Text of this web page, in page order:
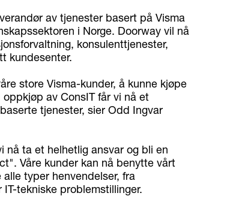
av tjenester basert på Visma
i Norge. Doorway vil nå
konsulenttjenester,
kundesenter.
store Visma-kunder, å kunne kjøpe
av ConsIT får vi nå et
tjenester, sier Odd Ingvar
nå ta et helhetlig ansvar og bli en
Våre kunder kan nå benytte vårt
typer henvendelser, fra
tekniske problemstillinger.